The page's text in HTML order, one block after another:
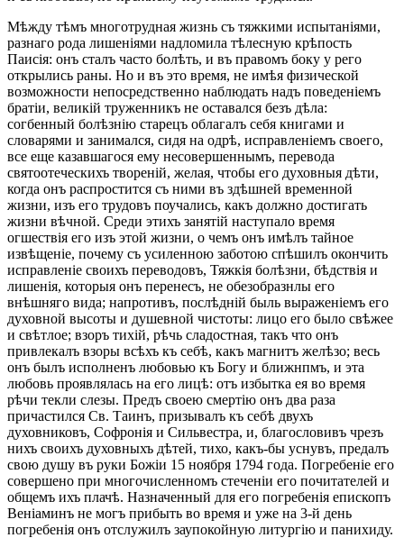
Мѣжду тѣмъ многотрудная жизнь съ тяжкими испытаніями,
разнаго рода лишеніями надломила тѣлесную крѣпость
Паисія: онъ сталъ часто болѣть, и въ правомъ боку у рего
открылись раны. Но и въ это время, не имѣя физической
возможности непосредственно наблюдать надъ поведеніемъ
братіи, великій труженникъ не оставался безъ дѣла:
согбенный болѣзнію старецъ облагалъ себя книгами и
словарями и занимался, сидя на одрѣ, исправленіемъ своего,
все еще казавшагося ему несовершеннымъ, перевода
святоотеческихъ твореній, желая, чтобы его духовныя дѣти,
когда онъ распростится съ ними въ здѣшней временной
жизни, изъ его трудовъ поучались, какъ должно достигать
жизни вѣчной. Среди этихъ занятій наступало время
огшествія его изъ этой жизни, о чемъ онъ имѣлъ тайное
извѣщеніе, почему съ усиленною заботою спѣшилъ окончить
исправленіе своихъ переводовъ, Тяжкія болѣзни, бѣдствія и
лишенія, которыя онъ перенесъ, не обезобразнлы его
внѣшняго вида; напротивъ, послѣдній быль выраженіемъ его
духовной высоты и душевной чистоты: лицо его было свѣжее
и свѣтлое; взоръ тихій, рѣчь сладостная, такъ что онъ
привлекалъ взоры всѣхъ къ себѣ, какъ магнитъ желѣзо; весь
онъ былъ исполненъ любовью къ Богу и ближнпмъ, и эта
любовь проявлялась на его лицѣ: отъ избытка ея во время
рѣчи текли слезы. Предъ своею смертію онъ два раза
причастился Св. Таинъ, призывалъ къ себѣ двухъ
духовниковъ, Софронія и Сильвестра, и, благословивъ чрезъ
нихъ своихъ духовныхъ дѣтей, тихо, какъ-бы уснувъ, предалъ
свою душу въ руки Божіи 15 ноября 1794 года. Погребеніе его
совершено при многочисленномъ стеченіи его почитателей и
общемъ ихъ плачѣ. Назначенный для его погребенія епископъ
Веніаминъ не могъ прибыть во время и уже на 3-й день
погребенія онъ отслужилъ заупокойную литургію и панихиду.